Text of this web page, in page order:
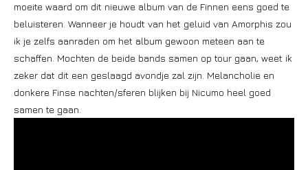
moeite waard om dit nieuwe album van de Finnen eens goed te
beluisteren. Wanneer je houdt van het geluid van Amorphis zou
ik je zelfs aanraden om het album gewoon meteen aan te
schaffen. Mochten de beide bands samen op tour gaan, weet ik
zeker dat dit een geslaagd avondje zal zijn. Melancholie en
donkere Finse nachten/sferen blijken bij Nicumo heel goed
samen te gaan.